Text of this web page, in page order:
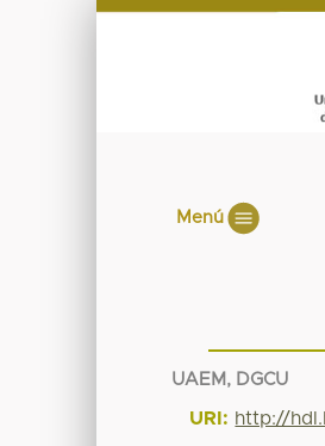
Menú
UAEM, DGCU
URI: http://